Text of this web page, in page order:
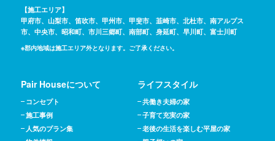
【施工エリア】
甲府市、山梨市、笛吹市、甲州市、甲斐市、韮崎市、北杜市、南アルプス
市、中央市、昭和町、市川三郷町、南部町、身延町、早川町、富士川町
※郡内地域は施工エリア外となります。ご了承ください。
Pair Houseについて
コンセプト
施工事例
人気のプラン集
ライフスタイル
共働き夫婦の家
子育て充実の家
老後の生活を楽しむ平屋の家